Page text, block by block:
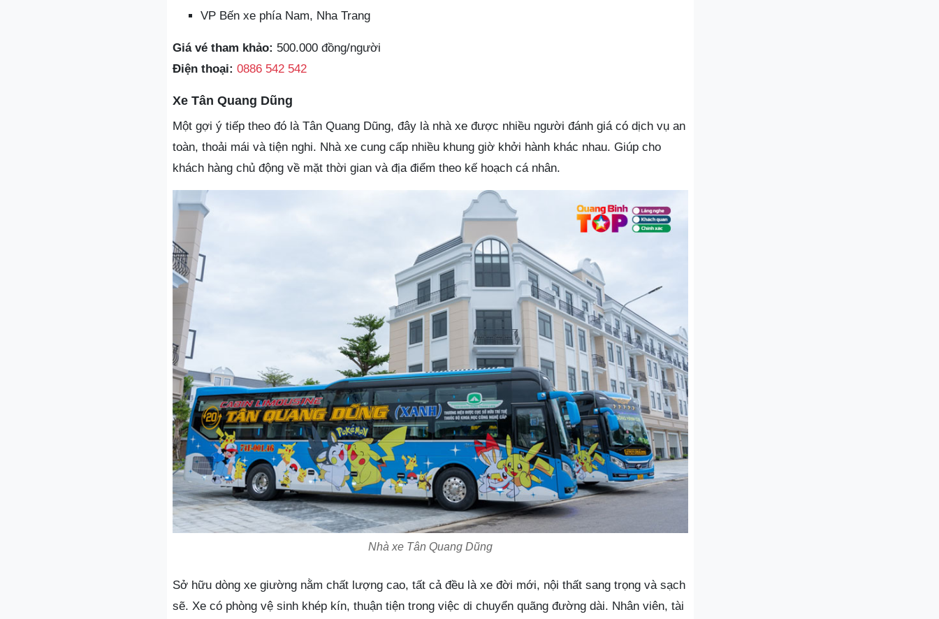
VP Bến xe phía Nam, Nha Trang
Giá vé tham khảo: 500.000 đồng/người
Điện thoại: 0886 542 542
Xe Tân Quang Dũng
Một gợi ý tiếp theo đó là Tân Quang Dũng, đây là nhà xe được nhiều người đánh giá có dịch vụ an
toàn, thoải mái và tiện nghi. Nhà xe cung cấp nhiều khung giờ khởi hành khác nhau. Giúp cho
khách hàng chủ động về mặt thời gian và địa điểm theo kế hoạch cá nhân.
Nhà xe Tân Quang Dũng
Sở hữu dòng xe giường nằm chất lượng cao, tất cả đều là xe đời mới, nội thất sang trọng và sạch
sẽ. Xe có phòng vệ sinh khép kín, thuận tiện trong việc di chuyển quãng đường dài. Nhân viên, tài